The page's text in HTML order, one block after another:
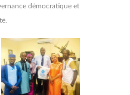
démocratique et